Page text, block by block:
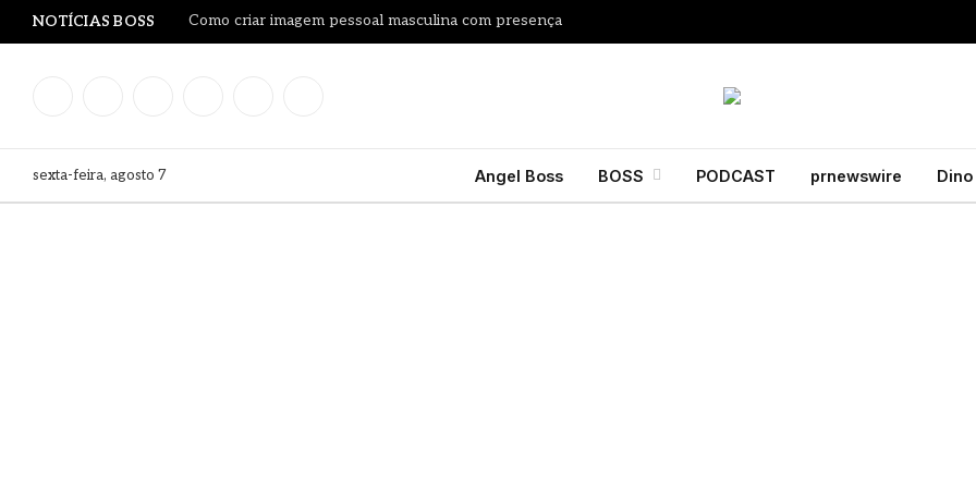
NOTÍCIAS BOSS Como criar imagem pessoal masculina com presença
sexta-feira, agosto 7 Angel Boss BOSS PODCAST prnewswire Dino